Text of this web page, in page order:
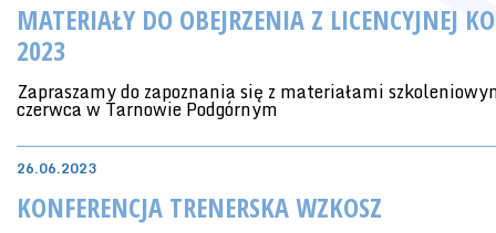
MATERIAŁY DO OBEJRZENIA Z LICENCYJNEJ
2023
Zapraszamy do zapoznania się z materiałami
czerwca w Tarnowie Podgórnym
26.06.2023
KONFERENCJA TRENERSKA WZKOSZ